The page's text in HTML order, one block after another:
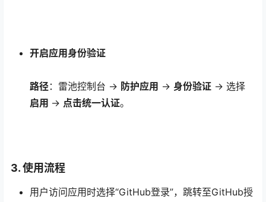
开启应用身份验证
路径：雷池控制台 → 防护应用 → 身份验证 → 选择
启用 → 点击统一认证。
3. 使用流程
用户访问应用时选择“GitHub登录”，跳转至GitHub授